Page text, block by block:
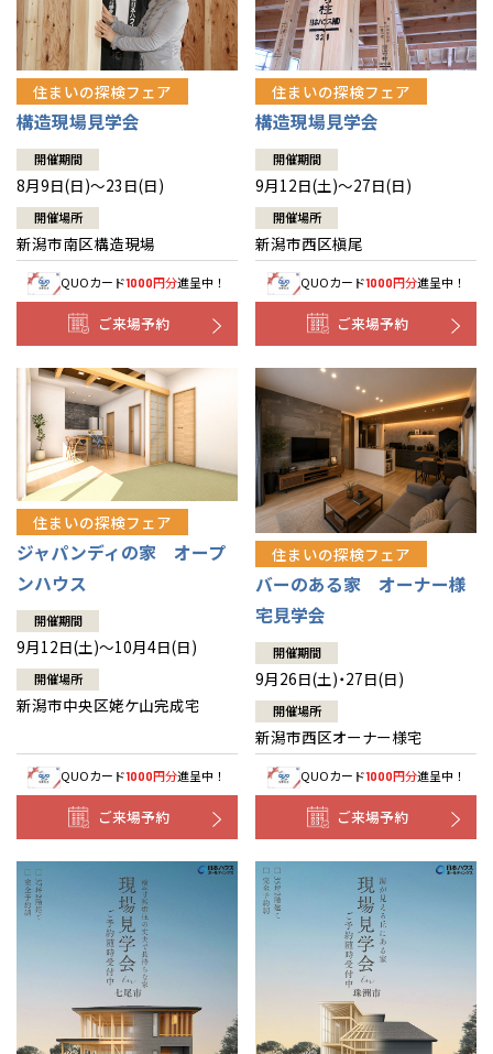
住まいの探検フェア
構造現場見学会
開催期間
8月9日(日)～23日(日)
開催場所
新潟市南区構造現場
QUOカード1000円分進呈中！
ご来場予約
住まいの探検フェア
構造現場見学会
開催期間
9月12日(土)～27日(日)
開催場所
新潟市西区槇尾
QUOカード1000円分進呈中！
ご来場予約
住まいの探検フェア
ジャパンディの家 オープ
ンハウス
開催期間
9月12日(土)～10月4日(日)
開催場所
新潟市中央区姥ケ山完成宅
QUOカード1000円分進呈中！
ご来場予約
住まいの探検フェア
バーのある家 オーナー様
宅見学会
開催期間
9月26日(土)・27日(日)
開催場所
新潟市西区オーナー様宅
QUOカード1000円分進呈中！
ご来場予約